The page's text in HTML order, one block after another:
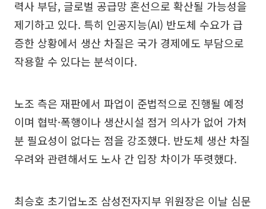
력사 부담, 글로벌 공급망 혼선으로 확산될 가능성을
제기하고 있다. 특히 인공지능(AI) 반도체 수요가 급
증한 상황에서 생산 차질은 국가 경제에도 부담으로
작용할 수 있다는 분석이다.
노조 측은 재판에서 파업이 준법적으로 진행될 예정
이며 협박·폭행이나 생산시설 점거 의사가 없어 가처
분 필요성이 없다는 점을 강조했다. 반도체 생산 차질
우려와 관련해서도 노사 간 입장 차이가 뚜렷했다.
최승호 초기업노조 삼성전자지부 위원장은 이날 심문